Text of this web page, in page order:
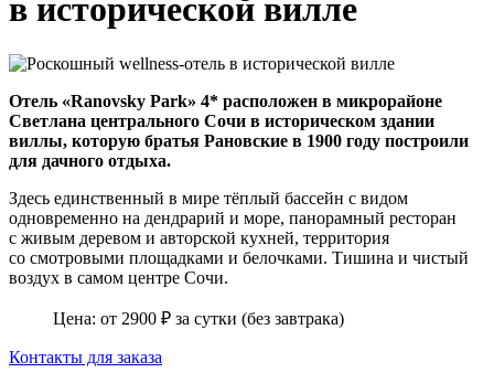
в исторической вилле
Отель «Ranovsky Park» 4* расположен в микрорайоне
Светлана центрального Сочи в историческом здании
виллы, которую братья Рановские в 1900 году построили
для дачного отдыха.
Здесь единственный в мире тёплый бассейн с видом
одновременно на дендрарий и море, панорамный ресторан
с живым деревом и авторской кухней, территория
со смотровыми площадками и белочками. Тишина и чистый
воздух в самом центре Сочи.
Цена: от 2900 ₽ за сутки (без завтрака)
Контакты для заказа